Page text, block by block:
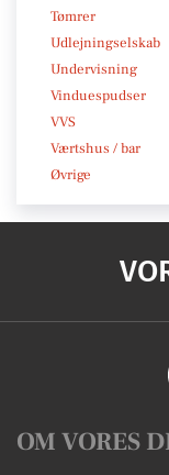
Tømrer
Udlejningselskab
Undervisning
Vinduespudser
VVS
Værtshus / bar
Øvrige
OM VORES